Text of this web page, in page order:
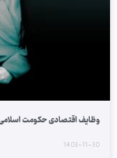
وظایف اقتصادی حکومت
1403-11-30